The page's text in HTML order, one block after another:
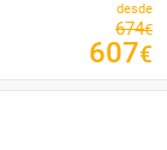
desde
674€
607€